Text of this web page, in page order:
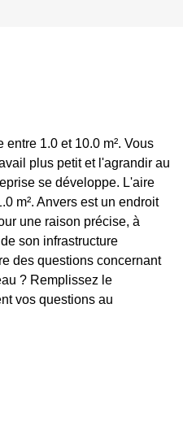
1.0 et 10.0 m². Vous
plus petit et l'agrandir au
se développe. L'aire
m². Anvers est un endroit
une raison précise, à
son infrastructure
des questions concernant
? Remplissez le
vos questions au